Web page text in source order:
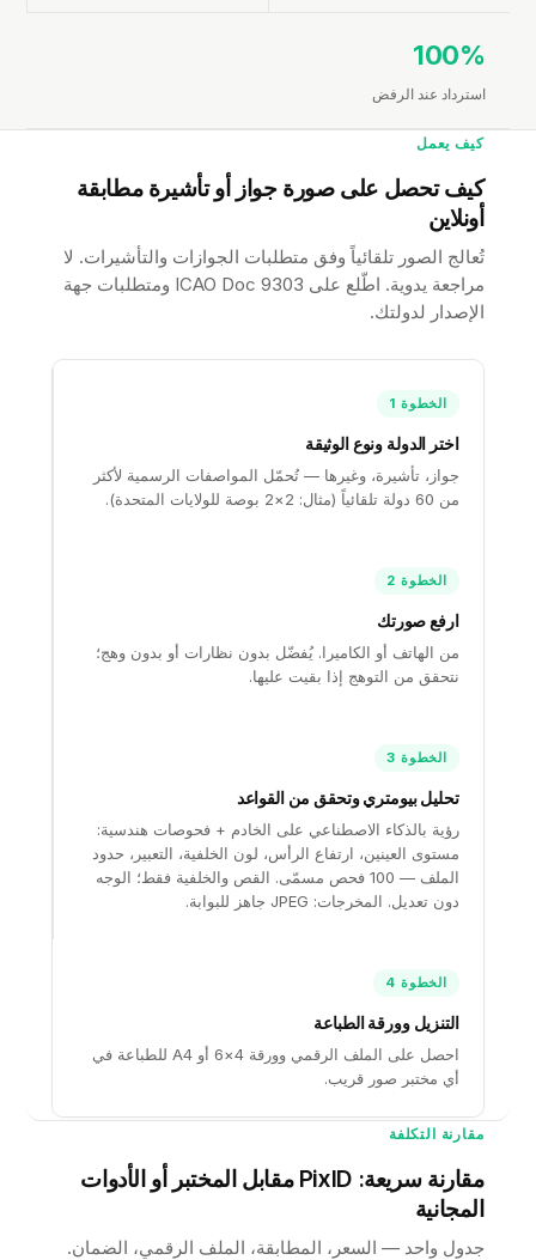
100%
استرداد عند الرفض
كيف يعمل
كيف تحصل على صورة جواز أو تأشيرة مطابقة
أونلاين
تُعالج الصور تلقائياً وفق متطلبات الجوازات والتأشيرات. لا
مراجعة يدوية. اطّلع على ICAO Doc 9303ومتطلبات جهة
الإصدار لدولتك.
الخطوة 1
اختر الدولة ونوع الوثيقة
جواز، تأشيرة، وغيرها — تُحمّل المواصفات الرسمية لأكثر
من 60 دولة تلقائياً (مثال: 2×2 بوصة للولايات المتحدة).
الخطوة 2
ارفع صورتك
من الهاتف أو الكاميرا. يُفضّل بدون نظارات أو بدون وهج؛
نتحقق من التوهج إذا بقيت عليها.
الخطوة 3
تحليل بيومتري وتحقق من القواعد
رؤية بالذكاء الاصطناعي على الخادم + فحوصات هندسية:
مستوى العينين، ارتفاع الرأس، لون الخلفية، التعبير، حدود
الملف — 100 فحص مسمّى. القص والخلفية فقط؛ الوجه
دون تعديل. المخرجات: JPEG جاهز للبوابة.
الخطوة 4
التنزيل وورقة الطباعة
احصل على الملف الرقمي وورقة 4×6 أو A4 للطباعة في
أي مختبر صور قريب.
مقارنة التكلفة
مقارنة سريعة: PixID مقابل المختبر أو الأدوات
المجانية
جدول واحد — السعر، المطابقة، الملف الرقمي، الضمان.